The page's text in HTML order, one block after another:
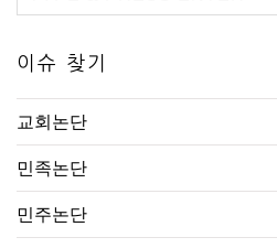
이슈 찾기
교회논단
민족논단
민주논단